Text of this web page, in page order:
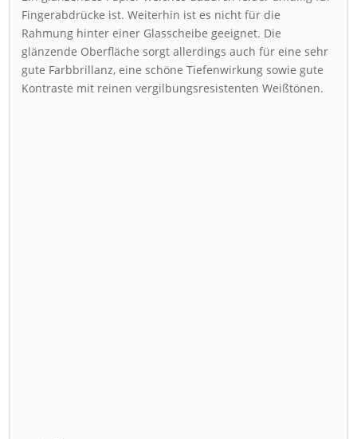
Fingerabdrücke ist. Weiterhin ist es nicht für die
Rahmung hinter einer Glasscheibe geeignet. Die
glänzende Oberfläche sorgt allerdings auch für eine sehr
gute Farbbrillanz, eine schöne Tiefenwirkung sowie gute
Kontraste mit reinen vergilbungsresistenten Weißtönen.